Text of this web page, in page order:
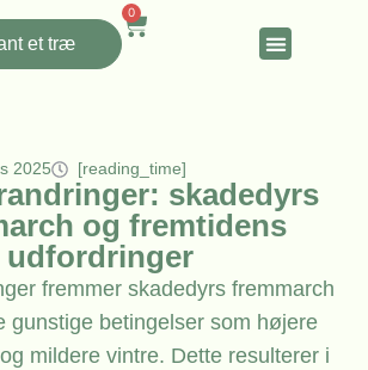
et træ
0
2025 [reading_time]
skadedyrs
og fremtidens
udfordringer
fremmer skadedyrs fremmarch
gunstige betingelser som højere
mildere vintre. Dette resulterer i